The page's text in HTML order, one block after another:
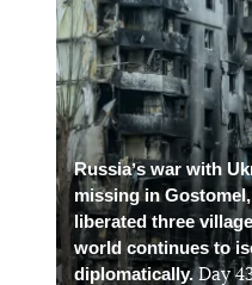
Russiaʼs war with
missing in
liberated three
world continues to
diplomatically.Day